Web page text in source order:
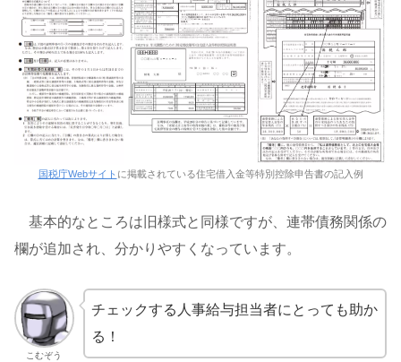
国税庁Webサイト に掲載されている住宅借入金等特別控除申告書の記入例
基本的なところは旧様式と同様ですが、連帯債務関係の
欄が追加され、分かりやすくなっています。
こむぞう
チェックする人事給与担当者にとっても助か
る！